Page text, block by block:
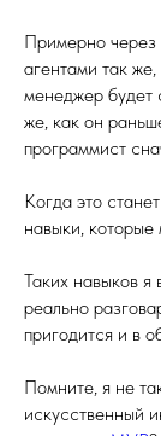
Примерно
агентами так
менеджер будет
же, как он
программист
Когда это
навыки,
Таких навыков я
реально
пригодится и в
Помните, я не
искусственный